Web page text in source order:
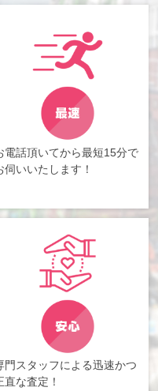
電話頂いてから最短15分で
伺いいたします！
門スタッフによる迅速かつ
直な査定！